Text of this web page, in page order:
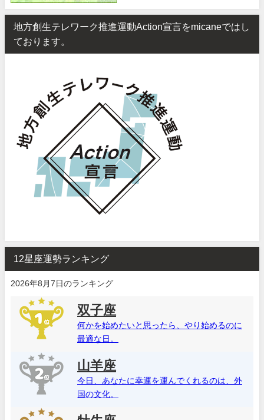
地方創生テレワーク推進運動Action宣言をmicaneではし
ております。
12星座運勢ランキング
2026年8月7日のランキング
双子座
何かを始めたいと思ったら、やり始めるのに
最適な日。
山羊座
今日、あなたに幸運を運んでくれるのは、外
国の文化。